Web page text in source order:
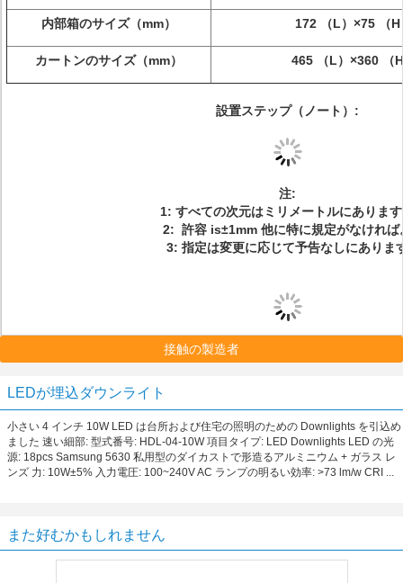
内部箱のサイズ（mm） 172 （L）×75 （
カートンのサイズ（mm） 465 （L）×360 （
設置ステップ（ノート）:
注:
1: すべての次元はミリメートルにありま
2: 許容 is±1mm 他に特に規定がなければ
3: 指定は変更に応じて予告なしにありま
接触の製造者
LEDが埋込ダウンライト
小さい 4 インチ 10W LED は台所および住宅の照明のための Downlights を引込め
ました 速い細部: 型式番号: HDL-04-10W 項目タイプ: LED Downlights LED の光
源: 18pcs Samsung 5630 私用型のダイカストで形造るアルミニウム + ガラス レ
ンズ 力: 10W±5% 入力電圧: 100~240V AC ランプの明るい効率: >73 lm/w CRI ...
また好むかもしれません